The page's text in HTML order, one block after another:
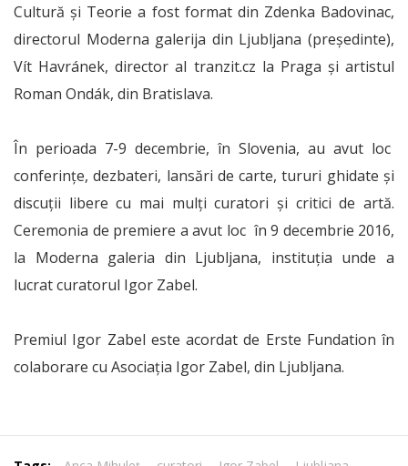
Cultură şi Teorie a fost format din Zdenka Badovinac,
directorul Moderna galerija din Ljubljana (preşedinte),
Vít Havránek, director al tranzit.cz la Praga şi artistul
Roman Ondák, din Bratislava.
În perioada 7-9 decembrie, în Slovenia, au avut loc
conferințe, dezbateri, lansări de carte, tururi ghidate și
discuții libere cu mai mulți curatori și critici de artă.
Ceremonia de premiere a avut loc în 9 decembrie 2016,
la Moderna galeria din Ljubljana, instituția unde a
lucrat curatorul Igor Zabel.
Premiul Igor Zabel este acordat de Erste Fundation în
colaborare cu Asociația Igor Zabel, din Ljubljana.